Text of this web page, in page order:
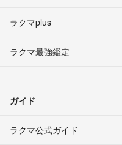
ラクマplus
ラクマ最強鑑定
ガイド
ラクマ公式ガイド